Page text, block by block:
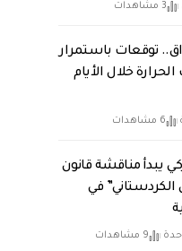
3 مشاهدات
توقعات باستمرار
الحرارة خلال الأيام
6 مشاهدات
يبدأ مناقشة قانون
الكردستاني” في
9 مشاهدات